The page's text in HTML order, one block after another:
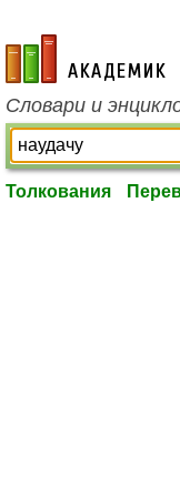
academic.ru
Словари и
Толкования